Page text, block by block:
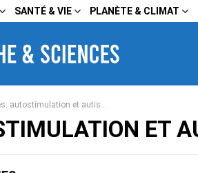
SANTÉ & VIE PLANÈTE & CLIMAT
autostimulation et autisme
ET